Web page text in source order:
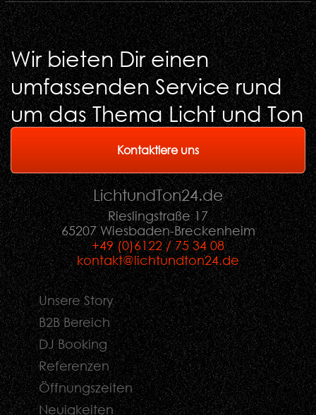
Wir bieten Dir einen
umfassenden Service rund
um das Thema Licht und Ton
Kontaktiere uns
LichtundTon24.de
Rieslingstraße 17
65207 Wiesbaden-Breckenheim
+49 (0)6122 / 75 34 08
kontakt@lichtundton24.de
Unsere Story
B2B Bereich
DJ Booking
Referenzen
Öffnungszeiten
Neuigkeiten